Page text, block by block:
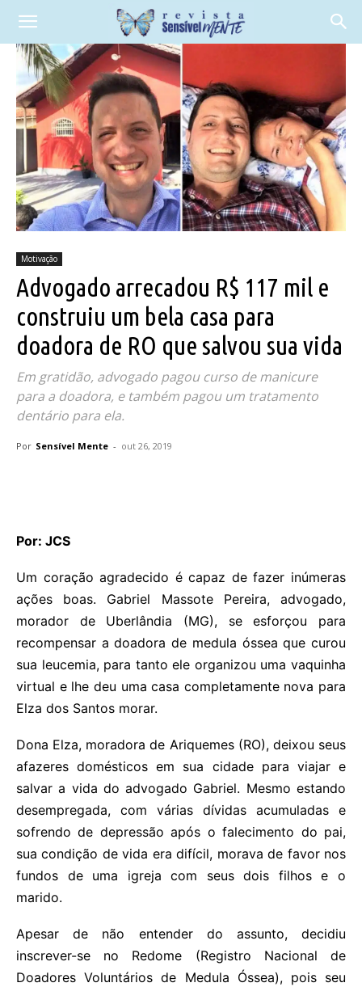
Motivação
Advogado arrecadou R$ 117 mil e
construiu um bela casa para
doadora de RO que salvou sua vida
Em gratidão, advogado pagou curso de manicure
para a doadora, e também pagou um tratamento
dentário para ela.
Por Sensível Mente - out 26, 2019
Por: JCS
Um coração agradecido é capaz de fazer inúmeras
ações boas. Gabriel Massote Pereira, advogado,
morador de Uberlândia (MG), se esforçou para
recompensar a doadora de medula óssea que curou
sua leucemia, para tanto ele organizou uma vaquinha
virtual e lhe deu uma casa completamente nova para
Elza dos Santos morar.
Dona Elza, moradora de Ariquemes (RO), deixou seus
afazeres domésticos em sua cidade para viajar e
salvar a vida do advogado Gabriel. Mesmo estando
desempregada, com várias dívidas acumuladas e
sofrendo de depressão após o falecimento do pai,
sua condição de vida era difícil, morava de favor nos
fundos de uma igreja com seus dois filhos e o
marido.
Apesar de não entender do assunto, decidiu
inscrever-se no Redome (Registro Nacional de
Doadores Voluntários de Medula Óssea), pois seu